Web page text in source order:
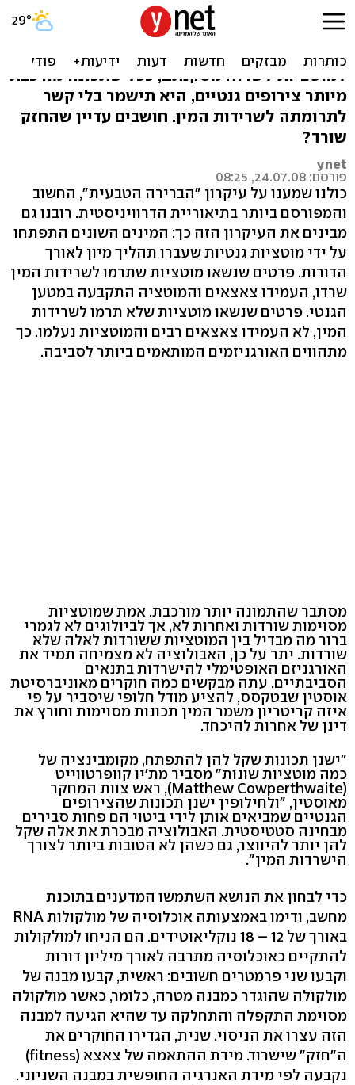
ביולוגים: לא תמיד החזק שורד
קבוצה של חוקרים מטקסס בדקו מה גורם
למוטציות לשרוד. מסקנתם, ככל שתכונה מורכבת
מיותר צירופים גנטיים, היא תישמר בלי קשר
לתרומתה לשרידות המין. חושבים עדיין שהחזק
שורד?
ynet
פורסם: 24.07.08, 08:25
כולנו שמענו על עיקרון "הברירה הטבעית", החשוב
והמפורסם ביותר בתיאוריית הדרוויניסטית. רובנו גם
מבינים את העיקרון הזה כך: המינים השונים התפתחו
על ידי מוטציות גנטיות שעברו תהליך מיון לאורך
הדורות. פרטים שנשאו מוטציות שתרמו לשרידות המין
שרדו, העמידו צאצאים והמוטציה התקבעה במטען
הגנטי. פרטים שנשאו מוטציות שלא תרמו לשרידות
המין, לא העמידו צאצאים רבים והמוטציות נעלמו. כך
מתהווים האורגניזמים המותאמים ביותר לסביבה.
מסתבר שהתמונה יותר מורכבת. אמת שמוטציות
מסוימות שורדות ואחרות לא, אך לביולוגים לא לגמרי
ברור מה מבדיל בין המוטציות ששורדות לאלה שלא
שורדות. יתר על כן, האבולוציה לא מצמיחה תמיד את
האורגניזם האופטימלי להישרדות בתנאים
הסביבתיים. עתה מבקשים כמה חוקרים מאוניברסיטת
אוסטין שבטקסס, להציע מודל חלופי שיסביר על פי
איזה קריטריון משמר המין תכונות מסוימות וחורץ את
דינן של אחרות להיכחד.
"ישנן תכונות שקל להן להתפתח, מקומבינציה של
כמה מוטציות שונות" מסביר מת'יו קוופרטווייט
(Matthew Cowperthwaite), ראש צוות המחקר
מאוסטין, "ולחילופין ישנן תכונות שהצירופים
הגנטיים שמביאים אותן לידי ביטוי הם פחות סבירים
מבחינה סטטיסטית. האבולוציה מבכרת את אלה שקל
להן יותר להיווצר, גם כשהן לא הטובות ביותר לצורך
הישרדות המין".
כדי לבחון את הנושא השתמשו המדענים בתוכנת
מחשב, ודימו באמצעותה אוכלוסיה של מולקולות RNA
באורך של 12 – 18 נוקליאוטידים. הם הניחו למולקולות
להתקיים כאוכלוסיה מתרבה לאורך מיליון דורות
וקבעו שני פרמטרים חשובים: ראשית, קבעו מבנה של
מולקולה שהוגדר כמבנה מטרה, כלומר, כאשר מולקולה
מסוימת התקפלה והתחלקה עד שהיא הגיעה למבנה
הזה עצרו את הניסוי. שנית, הגדירו החוקרים את
ה"חזק" שישרוד. מידת ההתאמה של צאצא (fitness)
נקבעה לפי מידת האנרגיה החופשית במבנה השניוני.